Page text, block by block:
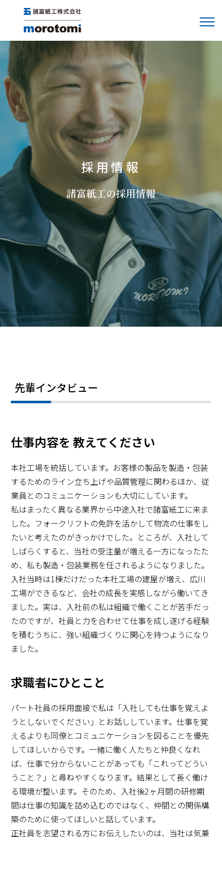
採用情報
諸富紙工の採用情報
先輩インタビュー
仕事内容を 教えてください
本社工場を統括しています。お客様の製品を製造・包装
するためのライン立ち上げや品質管理に関わるほか、従
業員とのコミュニケーションも大切にしています。
私はまったく異なる業界から中途入社で諸富紙工に来ま
した。フォークリフトの免許を活かして物流の仕事をし
たいと考えたのがきっかけでした。ところが、入社して
しばらくすると、当社の受注量が増える一方になったた
め、私も製造・包装業務を任されるようになりました。
入社当時は1棟だけだった本社工場の建屋が増え、広川
工場ができるなど、会社の成長を実感しながら働いてき
ました。実は、入社前の私は組織で働くことが苦手だっ
たのですが、社員と力を合わせて仕事を成し遂げる経験
を積むうちに、強い組織づくりに関心を持つようになり
ました。
求職者にひとこと
パート社員の採用面接で私は「入社しても仕事を覚えよ
うとしないでください」とお話ししています。仕事を覚
えるよりも同僚とコミュニケーションを図ることを優先
してほしいからです。一緒に働く人たちと仲良くなれ
ば、仕事で分からないことがあっても「これってどうい
うこと？」と尋ねやすくなります。結果として長く働け
る環境が整います。そのため、入社後2ヶ月間の研修期
間は仕事の知識を詰め込むのではなく、仲間との関係構
築のために使ってほしいと話しています。
正社員を志望される方にお伝えしたいのは、当社は気兼